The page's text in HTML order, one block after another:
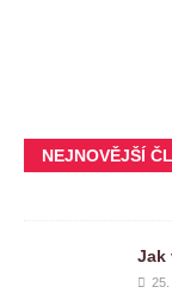
NEJNOVĚJŠÍ
Jak
25.